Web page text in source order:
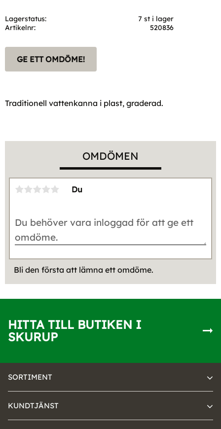
Lagerstatus
7 st i lager
Artikelnr
520836
GE ETT OMDÖME!
Traditionell vattenkanna i plast, graderad.
OMDÖMEN
Du
Bli den första att lämna ett omdöme.
HITTA TILL BUTIKEN I
SKURUP
SORTIMENT
KUNDTJÄNST